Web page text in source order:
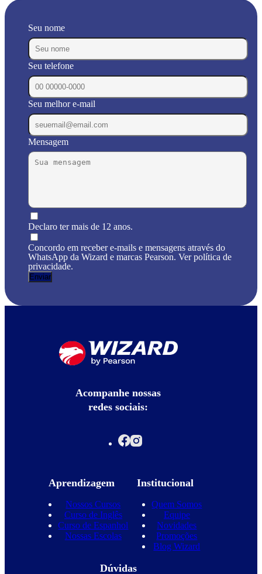
Seu nome
Seu telefone
Seu melhor e-mail
Mensagem
Declaro ter mais de 12 anos.
Concordo em receber e-mails e mensagens através do
WhatsApp da Wizard e marcas Pearson. Ver política de
privacidade.
Acompanhe nossas
redes sociais:
Aprendizagem
Nossos Cursos
Curso de Inglês
Curso de Espanhol
Nossas Escolas
Institucional
Quem Somos
Equipe
Novidades
Promoções
Blog Wizard
Dúvidas